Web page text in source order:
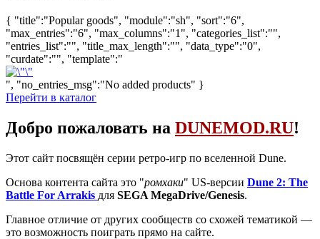
{ "title":"Popular goods", "module":"sh", "sort":"6",
"max_entries":"6", "max_columns":"1", "categories_list":"",
"entries_list":"", "title_max_length":"", "data_type":"0",
"curdate":"", "template":"
", "no_entries_msg":"No added products" }
Перейти в каталог
Добро пожаловать на DUNEMOD.RU!
Этот сайт посвящён серии ретро-игр по вселенной Dune.
Основа контента сайта это "ромхаки" US-версии Dune 2: The
Battle For Arrakis для SEGA MegaDrive/Genesis.
Главное отличие от других сообществ со схожей тематикой —
это возможность поиграть прямо на сайте.